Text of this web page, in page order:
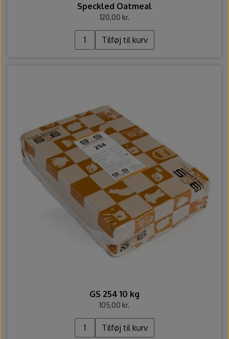
Speckled Oatmeal
120,00 kr.
Tilføj til kurv
GS 254 10 kg
105,00 kr.
Tilføj til kurv